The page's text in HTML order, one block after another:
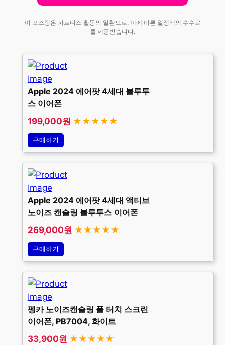
이 포스팅은 파트너스 활동의 일환으로, 이에 따른 일정액의 수수료
를 제공받습니다.
Apple 2024 에어팟 4세대 블루투
스 이어폰
199,000원 ★★★★★
구매하기
Apple 2024 에어팟 4세대 액티브
노이즈 캔슬링 블루투스 이어폰
269,000원 ★★★★★
구매하기
펭카 노이즈캔슬링 풀 터치 스크린
이어폰, PB7004, 화이트
33,900원 ★★★★★